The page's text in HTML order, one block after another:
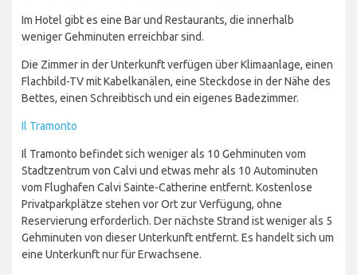
Im Hotel gibt es eine Bar und Restaurants, die innerhalb
weniger Gehminuten erreichbar sind.
Die Zimmer in der Unterkunft verfügen über Klimaanlage, einen
Flachbild-TV mit Kabelkanälen, eine Steckdose in der Nähe des
Bettes, einen Schreibtisch und ein eigenes Badezimmer.
Il Tramonto
Il Tramonto befindet sich weniger als 10 Gehminuten vom
Stadtzentrum von Calvi und etwas mehr als 10 Autominuten
vom Flughafen Calvi Sainte-Catherine entfernt. Kostenlose
Privatparkplätze stehen vor Ort zur Verfügung, ohne
Reservierung erforderlich. Der nächste Strand ist weniger als 5
Gehminuten von dieser Unterkunft entfernt. Es handelt sich um
eine Unterkunft nur für Erwachsene.